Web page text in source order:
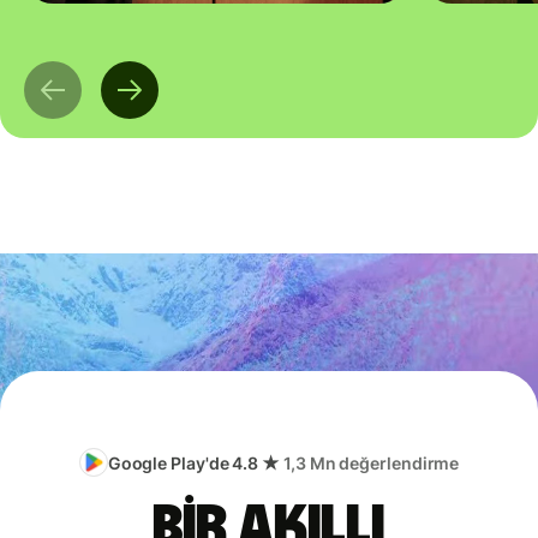
Google Play'de 4.8 ★ 1,3 Mn değerlendirme